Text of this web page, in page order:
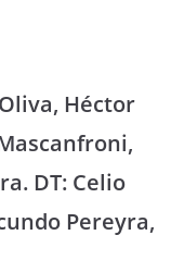
Héctor
DT: Celio
Pereyra,